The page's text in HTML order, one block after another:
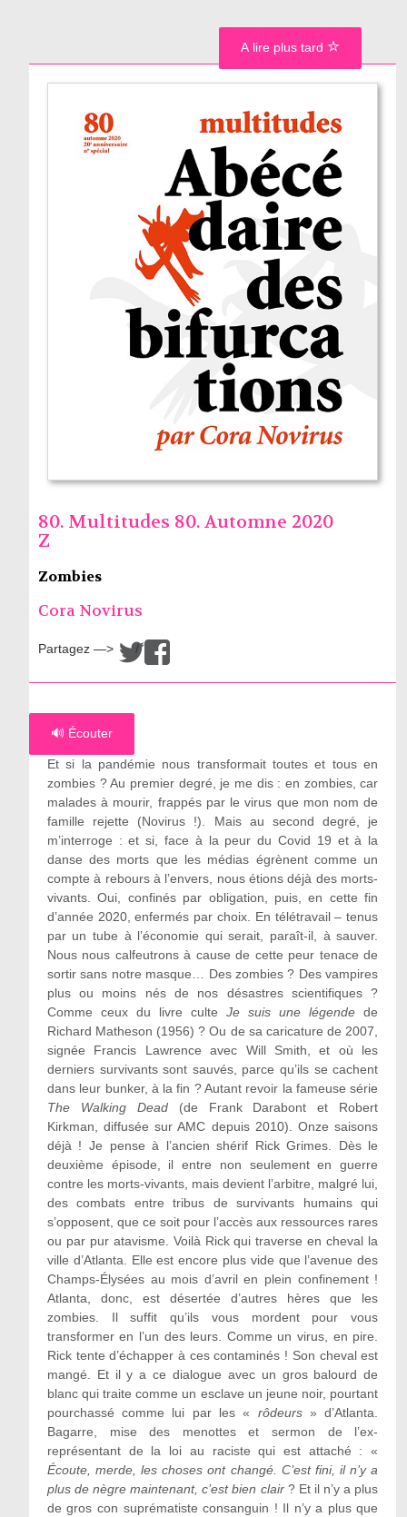
80. Multitudes 80. Automne 2020
Z
Zombies
Cora Novirus
Partagez —> /
🔊 Écouter
Et si la pandémie nous transformait toutes et tous en
zombies ? Au premier degré, je me dis : en zombies, car
malades à mourir, frappés par le virus que mon nom de
famille rejette (Novirus !). Mais au second degré, je
m’interroge : et si, face à la peur du Covid 19 et à la
danse des morts que les médias égrènent comme un
compte à rebours à l’envers, nous étions déjà des morts-
vivants. Oui, confinés par obligation, puis, en cette fin
d’année 2020, enfermés par choix. En télétravail – tenus
par un tube à l’économie qui serait, paraît-il, à sauver.
Nous nous calfeutrons à cause de cette peur tenace de
sortir sans notre masque… Des zombies ? Des vampires
plus ou moins nés de nos désastres scientifiques ?
Comme ceux du livre culte Je suis une légende de
Richard Matheson (1956) ? Ou de sa caricature de 2007,
signée Francis Lawrence avec Will Smith, et où les
derniers survivants sont sauvés, parce qu’ils se cachent
dans leur bunker, à la fin ? Autant revoir la fameuse série
The Walking Dead(de Frank Darabont et Robert
Kirkman, diffusée sur AMC depuis 2010). Onze saisons
déjà ! Je pense à l’ancien shérif Rick Grimes. Dès le
deuxième épisode, il entre non seulement en guerre
contre les morts-vivants, mais devient l’arbitre, malgré lui,
des combats entre tribus de survivants humains qui
s’opposent, que ce soit pour l’accès aux ressources rares
ou par pur atavisme. Voilà Rick qui traverse en cheval la
ville d’Atlanta. Elle est encore plus vide que l’avenue des
Champs-Élysées au mois d’avril en plein confinement !
Atlanta, donc, est désertée d’autres hères que les
zombies. Il suffit qu’ils vous mordent pour vous
transformer en l’un des leurs. Comme un virus, en pire.
Rick tente d’échapper à ces contaminés ! Son cheval est
mangé. Et il y a ce dialogue avec un gros balourd de
blanc qui traite comme un esclave un jeune noir, pourtant
pourchassé comme lui par les « rôdeurs» d’Atlanta.
Bagarre, mise des menottes et sermon de l’ex-
représentant de la loi au raciste qui est attaché : «
Écoute, merde, les choses ont changé. C’est fini, il n’y a
plus de nègre maintenant, c’est bien clair ? Et il n’y a plus
de gros con suprématiste consanguin ! Il n’y a plus que
A lire plus tard